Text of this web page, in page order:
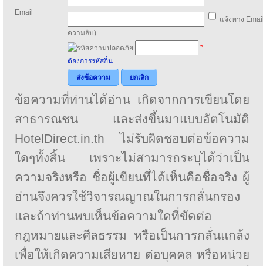
Email
แจ้งทาง
ความลับ)
*
ต้องการรหัสอื่น
ส่งข้อความ
ยกเลิก
ข้อความที่ท่านได้อ่าน เกิดจากการเขียนโดย
สาธารณชน และส่งขึ้นมาแบบอัตโนมัติ
HotelDirect.in.th ไม่รับผิดชอบต่อข้อความ
ใดๆทั้งสิ้น เพราะไม่สามารถระบุได้ว่าเป็น
ความจริงหรือ ชื่อผู้เขียนที่ได้เห็นคือชื่อจริง ผู้
อ่านจึงควรใช้วิจารณญาณในการกลั่นกรอง
และถ้าท่านพบเห็นข้อความใดที่ขัดต่อ
กฎหมายและศีลธรรม หรือเป็นการกลั่นแกล้ง
เพื่อให้เกิดความเสียหาย ต่อบุคคล หรือหน่วย